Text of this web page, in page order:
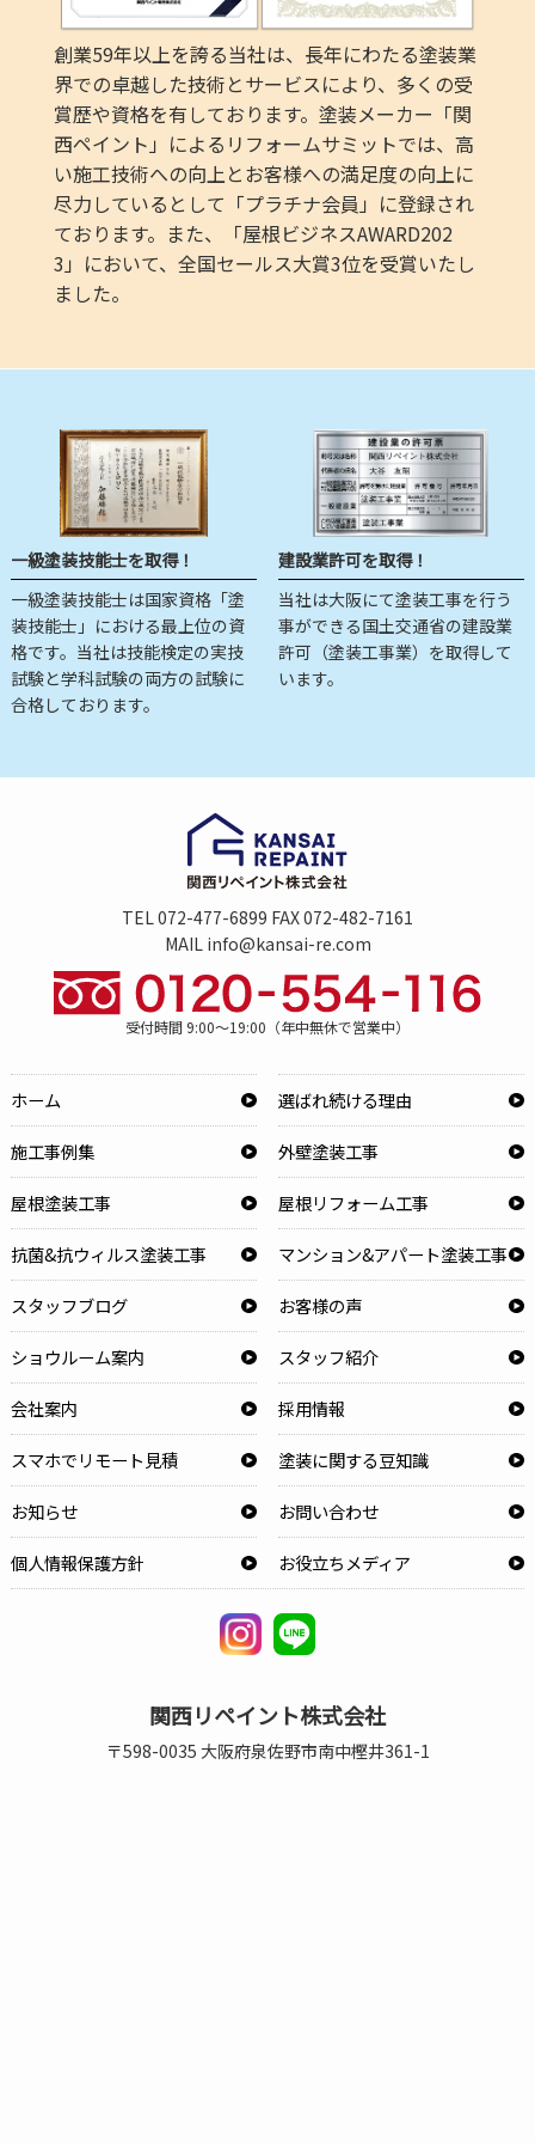
創業59年以上を誇る当社は、長年にわたる塗装業
界での卓越した技術とサービスにより、多くの受
賞歴や資格を有しております。塗装メーカー「関
西ペイント」によるリフォームサミットでは、高
い施工技術への向上とお客様への満足度の向上に
尽力しているとして「プラチナ会員」に登録され
ております。また、「屋根ビジネスAWARD202
3」において、全国セールス大賞3位を受賞いたし
ました。
一級塗装技能士を取得！
一級塗装技能士は国家資格「塗
装技能士」における最上位の資
格です。当社は技能検定の実技
試験と学科試験の両方の試験に
合格しております。
建設業許可を取得！
当社は大阪にて塗装工事を行う
事ができる国土交通省の建設業
許可（塗装工事業）を取得して
います。
TEL 072-477-6899 FAX 072-482-7161
MAIL info@kansai-re.com
受付時間 9:00～19:00（年中無休で営業中）
ホーム 選ばれ続ける理由
施工事例集 外壁塗装工事
屋根塗装工事 屋根リフォーム工事
抗菌&抗ウィルス塗装工事 マンション&アパート塗装工事
スタッフブログ お客様の声
ショウルーム案内 スタッフ紹介
会社案内 採用情報
スマホでリモート見積 塗装に関する豆知識
お知らせ お問い合わせ
個人情報保護方針 お役立ちメディア
関西リペイント株式会社
〒598-0035 大阪府泉佐野市南中樫井361-1